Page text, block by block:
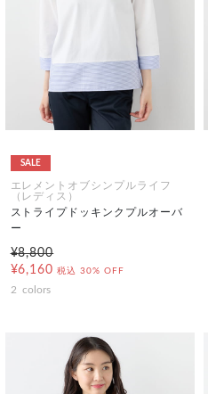
SALE
エレメントオブシンプルライフ
（レディス）
ストライプドッキンクプルオーバ
ー
¥8,800
¥6,160 税込 30% OFF
2 colors